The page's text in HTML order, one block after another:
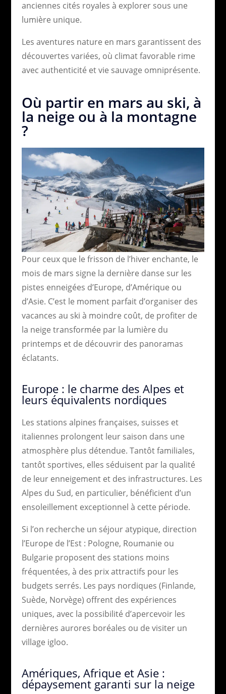
anciennes cités royales à explorer sous une
lumière unique.
Les aventures nature en mars garantissent des
découvertes variées, où climat favorable rime
avec authenticité et vie sauvage omniprésente.
Où partir en mars au ski, à
la neige ou à la montagne
?
Pour ceux que le frisson de l’hiver enchante, le
mois de mars signe la dernière danse sur les
pistes enneigées d’Europe, d’Amérique ou
d’Asie. C’est le moment parfait d’organiser des
vacances au ski à moindre coût, de profiter de
la neige transformée par la lumière du
printemps et de découvrir des panoramas
éclatants.
Europe : le charme des Alpes et
leurs équivalents nordiques
Les stations alpines françaises, suisses et
italiennes prolongent leur saison dans une
atmosphère plus détendue. Tantôt familiales,
tantôt sportives, elles séduisent par la qualité
de leur enneigement et des infrastructures. Les
Alpes du Sud, en particulier, bénéficient d’un
ensoleillement exceptionnel à cette période.
Si l’on recherche un séjour atypique, direction
l’Europe de l’Est : Pologne, Roumanie ou
Bulgarie proposent des stations moins
fréquentées, à des prix attractifs pour les
budgets serrés. Les pays nordiques (Finlande,
Suède, Norvège) offrent des expériences
uniques, avec la possibilité d’apercevoir les
dernières aurores boréales ou de visiter un
village igloo.
Amériques, Afrique et Asie :
dépaysement garanti sur la neige